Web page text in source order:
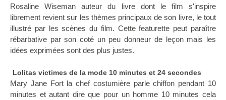
Rosaline Wiseman auteur du livre dont le film s'inspire
librement revient sur les thèmes principaux de son livre, le tout
illustré par les scènes du film. Cette featurette peut paraître
rébarbative par son coté un peu donneur de leçon mais les
idées exprimées sont des plus justes.
Lolitas victimes de la mode 10 minutes et 24 secondes
Mary Jane Fort la chef costumière parle chiffon pendant 10
minutes et autant dire que pour un homme 10 minutes cela